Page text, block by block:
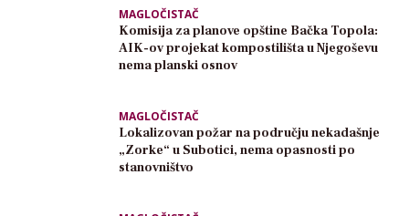
MAGLOČISTAČ
Komisija za planove opštine Bačka Topola:
AIK-ov projekat kompostilišta u Njegoševu
nema planski osnov
MAGLOČISTAČ
Lokalizovan požar na području nekadašnje
„Zorke“ u Subotici, nema opasnosti po
stanovništvo